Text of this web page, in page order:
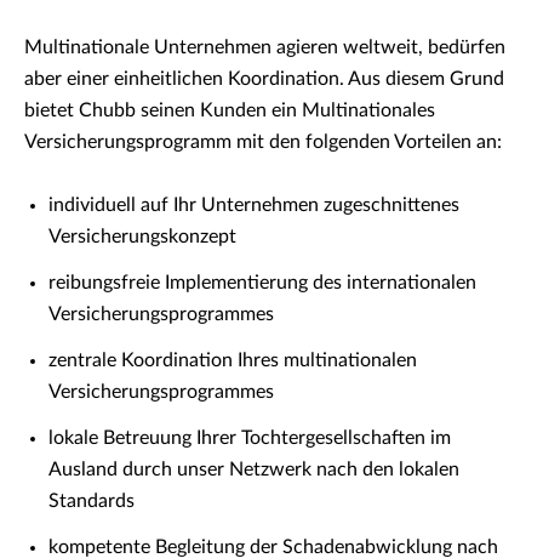
Multinationale Unternehmen agieren weltweit, bedürfen
aber einer einheitlichen Koordination. Aus diesem Grund
bietet Chubb seinen Kunden ein Multinationales
Versicherungsprogramm mit den folgenden Vorteilen an:
individuell auf Ihr Unternehmen zugeschnittenes
Versicherungskonzept
reibungsfreie Implementierung des internationalen
Versicherungsprogrammes
zentrale Koordination Ihres multinationalen
Versicherungsprogrammes
lokale Betreuung Ihrer Tochtergesellschaften im
Ausland durch unser Netzwerk nach den lokalen
Standards
kompetente Begleitung der Schadenabwicklung nach